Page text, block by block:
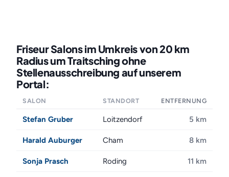
Friseur Salons im Umkreis von 20 km
Radius um Traitsching ohne
Stellenausschreibung auf unserem
Portal:
SALON STANDORT ENTFERNUNG
Stefan Gruber Loitzendorf 5 km
Harald Auburger Cham 8 km
Sonja Prasch Roding 11 km